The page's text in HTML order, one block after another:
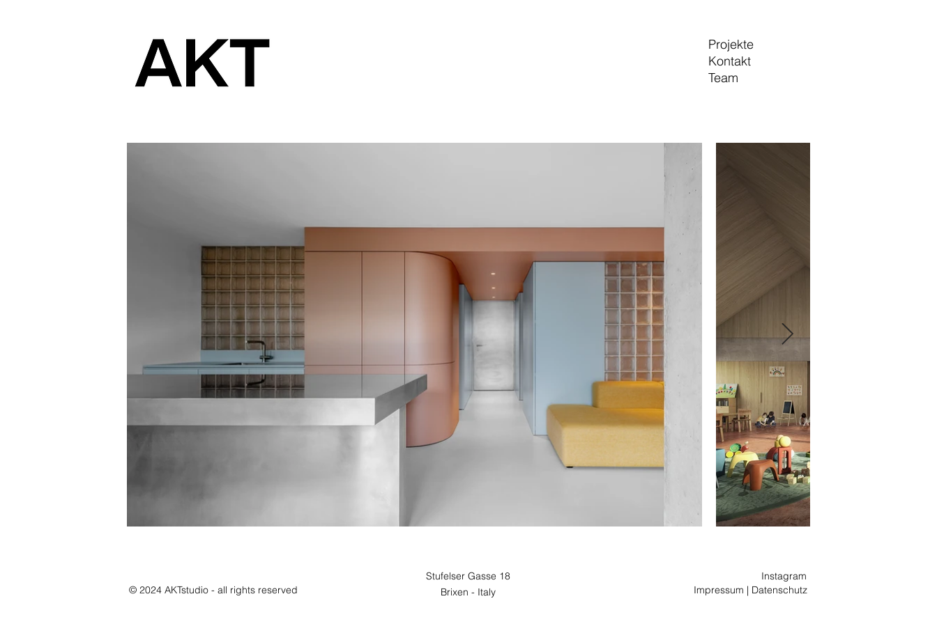
Projekte
Kontakt
Team
Stufelser Gasse 18
Brixen - Italy
© 2024 AKTstudio - all rights reserved
Instagram
Impressum | Datenschutz